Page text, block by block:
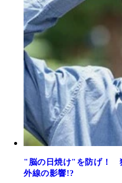
"脳の日焼け"を防げ！
外線の影響!?